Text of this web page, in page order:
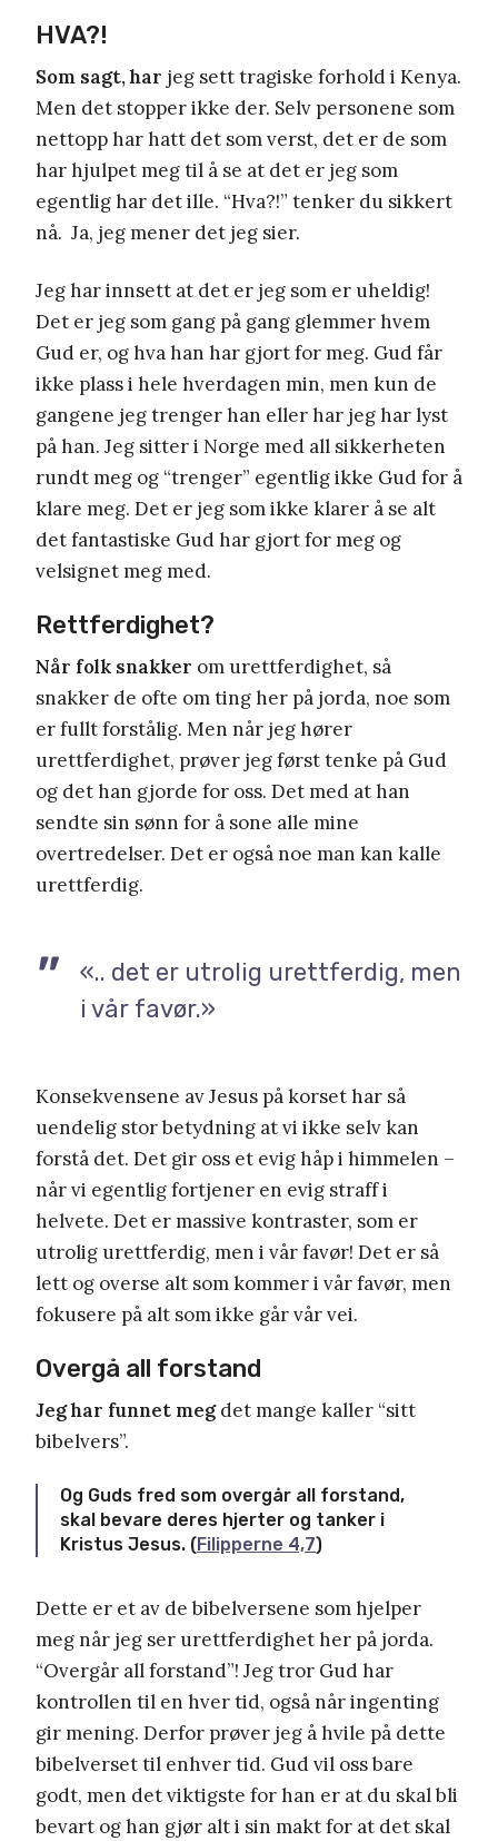
HVA?!
Som sagt, har jeg sett tragiske forhold i Kenya.
Men det stopper ikke der. Selv personene som
nettopp har hatt det som verst, det er de som
har hjulpet meg til å se at det er jeg som
egentlig har det ille. “Hva?!” tenker du sikkert
nå. Ja, jeg mener det jeg sier.
Jeg har innsett at det er jeg som er uheldig!
Det er jeg som gang på gang glemmer hvem
Gud er, og hva han har gjort for meg. Gud får
ikke plass i hele hverdagen min, men kun de
gangene jeg trenger han eller har jeg har lyst
på han. Jeg sitter i Norge med all sikkerheten
rundt meg og “trenger” egentlig ikke Gud for å
klare meg. Det er jeg som ikke klarer å se alt
det fantastiske Gud har gjort for meg og
velsignet meg med.
Rettferdighet?
Når folk snakker om urettferdighet, så
snakker de ofte om ting her på jorda, noe som
er fullt forstålig. Men når jeg hører
urettferdighet, prøver jeg først tenke på Gud
og det han gjorde for oss. Det med at han
sendte sin sønn for å sone alle mine
overtredelser. Det er også noe man kan kalle
urettferdig.
«.. det er utrolig urettferdig, men
i vår favør.»
Konsekvensene av Jesus på korset har så
uendelig stor betydning at vi ikke selv kan
forstå det. Det gir oss et evig håp i himmelen –
når vi egentlig fortjener en evig straff i
helvete. Det er massive kontraster, som er
utrolig urettferdig, men i vår favør! Det er så
lett og overse alt som kommer i vår favør, men
fokusere på alt som ikke går vår vei.
Overgå all forstand
Jeg har funnet megdet mange kaller “sitt
bibelvers”.
Og Guds fred som overgår all forstand,
skal bevare deres hjerter og tanker i
Kristus Jesus. (Filipperne 4,7)
Dette er et av de bibelversene som hjelper
meg når jeg ser urettferdighet her på jorda.
“Overgår all forstand”! Jeg tror Gud har
kontrollen til en hver tid, også når ingenting
gir mening. Derfor prøver jeg å hvile på dette
bibelverset til enhver tid. Gud vil oss bare
godt, men det viktigste for han er at du skal bli
bevart og han gjør alt i sin makt for at det skal